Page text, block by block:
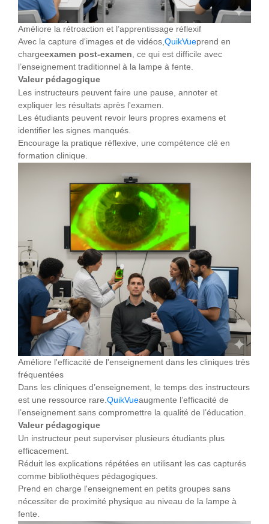
Améliore la rétroaction et l’apprentissage réflexif
Avec la capture d'images et de vidéos, QuikVueprend en
chargeexamen post-examen , ce qui est difficile avec
l’enseignement traditionnel à la lampe à fente.
Valeur pédagogique
Les instructeurs peuvent faire une pause, annoter et
expliquer les résultats après l'examen.
Les étudiants peuvent revoir leurs propres examens et
identifier les signes manqués.
Encourage la pratique réflexive, une compétence clé en
formation clinique.
Améliore l'efficacité de l'enseignement dans les cliniques très
fréquentées
Dans les cliniques d’enseignement, le temps des instructeurs
est une ressource rare. QuikVueaugmente l’efficacité de
l’enseignement sans compromettre la qualité de l’éducation.
Valeur pédagogique
Un instructeur peut superviser plusieurs étudiants plus
efficacement.
Réduit les explications répétées en utilisant les cas capturés
comme bibliothèques pédagogiques.
Prend en charge l'enseignement en petits groupes sans
nécessiter de proximité physique au niveau de la lampe à
fente.